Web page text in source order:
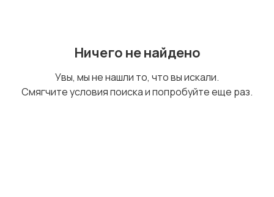
Ничего не найдено
Увы, мы не нашли то, что вы искали.
Смягчите условия поиска и попробуйте еще раз.